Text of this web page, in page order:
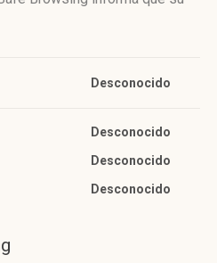
Desconocido
Desconocido
Desconocido
Desconocido